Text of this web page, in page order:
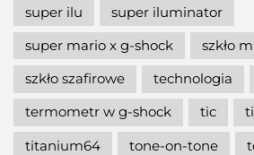
super ilu
super iluminator
super mario x g-shock
szkło
szkło szafirowe
technologia
termometr w g-shock
tic
titanium64
tone-on-tone